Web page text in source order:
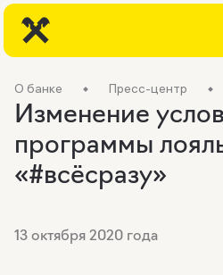
О банке Пресс-центр
Изменение
программы
«#всёсразу»
13 октября 2020 года